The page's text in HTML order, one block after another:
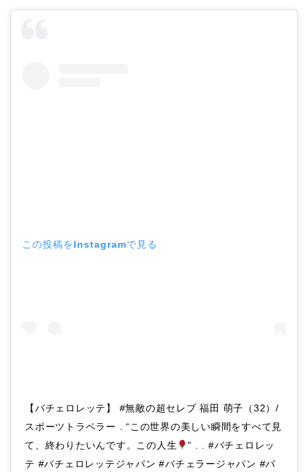
この投稿をInstagramで見る
【バチェロレッテ】 #無敵の超セレブ 福田 萌子（32）/
スポーツトラベラー . “この世界の美しい瞬間をすべて見
て、終わりたいんです。この人生
” . . #バチェロレッ
テ #バチェロレッテジャパン #バチェラージャパン #バ